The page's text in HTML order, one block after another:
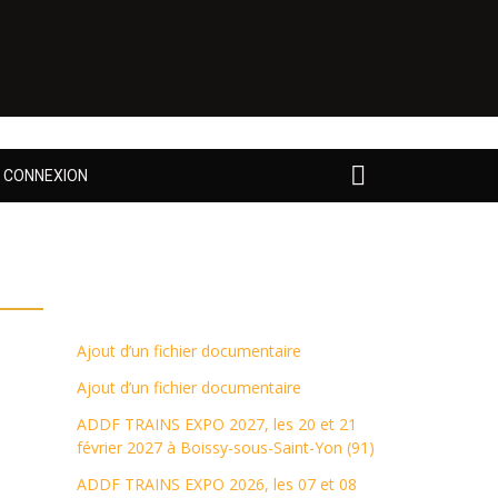
CONNEXION
Ajout d’un fichier documentaire
Ajout d’un fichier documentaire
ADDF TRAINS EXPO 2027, les 20 et 21
février 2027 à Boissy-sous-Saint-Yon (91)
ADDF TRAINS EXPO 2026, les 07 et 08